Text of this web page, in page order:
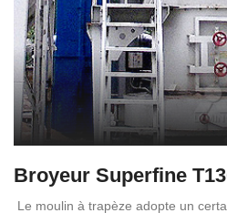
Broyeur Superfine
Le moulin à trapèze adopte un